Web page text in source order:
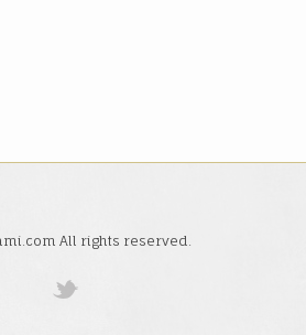
All rights reserved.